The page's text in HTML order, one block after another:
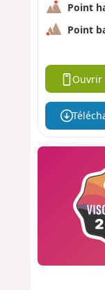
Point
Point
Ouvrir